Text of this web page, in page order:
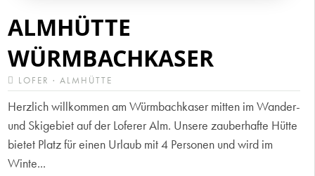
ALMHÜTTE
WÜRMBACHKASER
LOFER · ALMHÜTTE
Herzlich willkommen am Würmbachkaser mitten im Wander-
und Skigebiet auf der Loferer Alm. Unsere zauberhafte Hütte
bietet Platz für einen Urlaub mit 4 Personen und wird im
Winte...